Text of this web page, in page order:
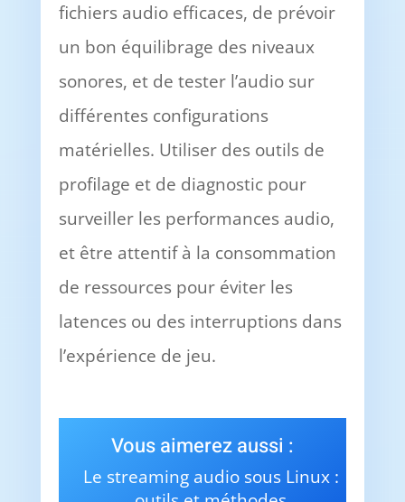
fichiers audio efficaces, de prévoir
un bon équilibrage des niveaux
sonores, et de tester l’audio sur
différentes configurations
matérielles. Utiliser des outils de
profilage et de diagnostic pour
surveiller les performances audio,
et être attentif à la consommation
de ressources pour éviter les
latences ou des interruptions dans
l’expérience de jeu.
Vous aimerez aussi :
Le streaming audio sous Linux :